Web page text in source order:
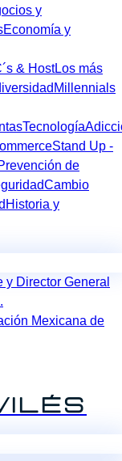
y
Economía y
& HostLos más
Millennials
Tecnología
Stand Up -
de
Cambio
Historia y
Mexicana de